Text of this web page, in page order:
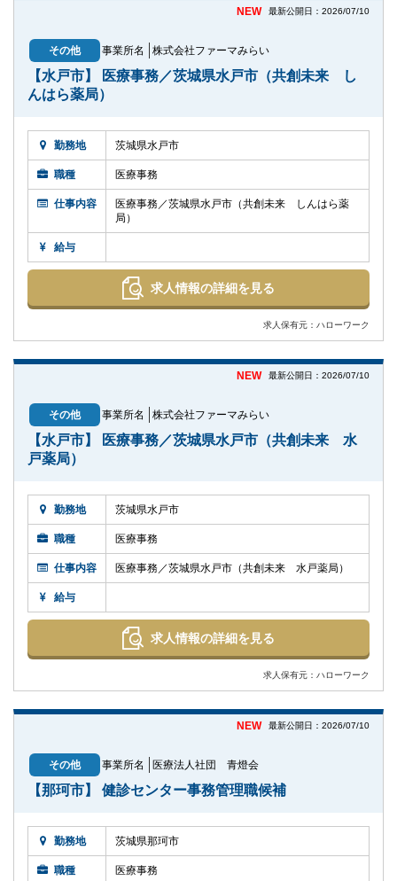
NEW 最新公開日：2026/07/10
その他 事業所名 株式会社ファーマみらい
【水戸市】 医療事務／茨城県水戸市（共創未来 し
んはら薬局）
勤務地 茨城県水戸市
職種 医療事務
仕事内容
医療事務／茨城県水戸市（共創未来 しんはら薬
局）
給与
求人情報の詳細を見る
求人保有元：ハローワーク
NEW 最新公開日：2026/07/10
その他 事業所名 株式会社ファーマみらい
【水戸市】 医療事務／茨城県水戸市（共創未来 水
戸薬局）
勤務地 茨城県水戸市
職種 医療事務
仕事内容 医療事務／茨城県水戸市（共創未来 水戸薬局）
給与
求人情報の詳細を見る
求人保有元：ハローワーク
NEW 最新公開日：2026/07/10
その他 事業所名 医療法人社団 青燈会
【那珂市】 健診センター事務管理職候補
勤務地 茨城県那珂市
職種 医療事務